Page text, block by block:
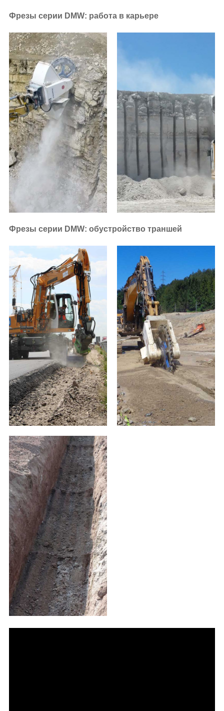
Фрезы серии DMW: работа в карьере
Фрезы серии DMW: обустройство траншей